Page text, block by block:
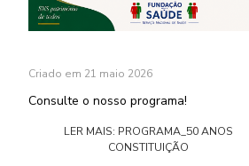
Criado em 21 maio 2026
Consulte o nosso programa!
LER MAIS: PROGRAMA_50 ANOS
CONSTITUIÇÃO